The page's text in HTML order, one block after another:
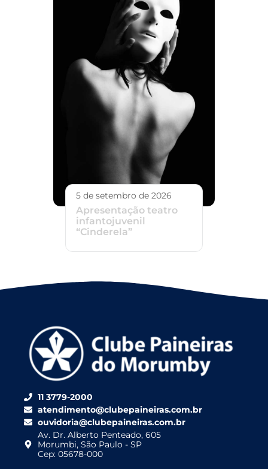
5 de setembro de 2026
Apresentação teatro
infantojuvenil
“Cinderela”
11 3779-2000
atendimento@clubepaineiras.com.br
ouvidoria@clubepaineiras.com.br
Av. Dr. Alberto Penteado, 605
Morumbi, São Paulo - SP
Cep: 05678-000